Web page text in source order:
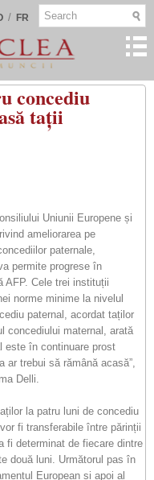
/ FR
concediu
tații
Uniunii Europene și
ameliorarea pe
paternale,
permite progrese în
AFP. Cele trei instituții
norme minime la nivelul
paternal, acordat taților
concediului maternal, arată
este în continuare prost
ar trebui să rămână acasă”,
Delli.
la patru luni de concediu
fi transferabile între părinții
fi determinat de fiecare dintre
două luni. Următorul pas în
European și apoi al